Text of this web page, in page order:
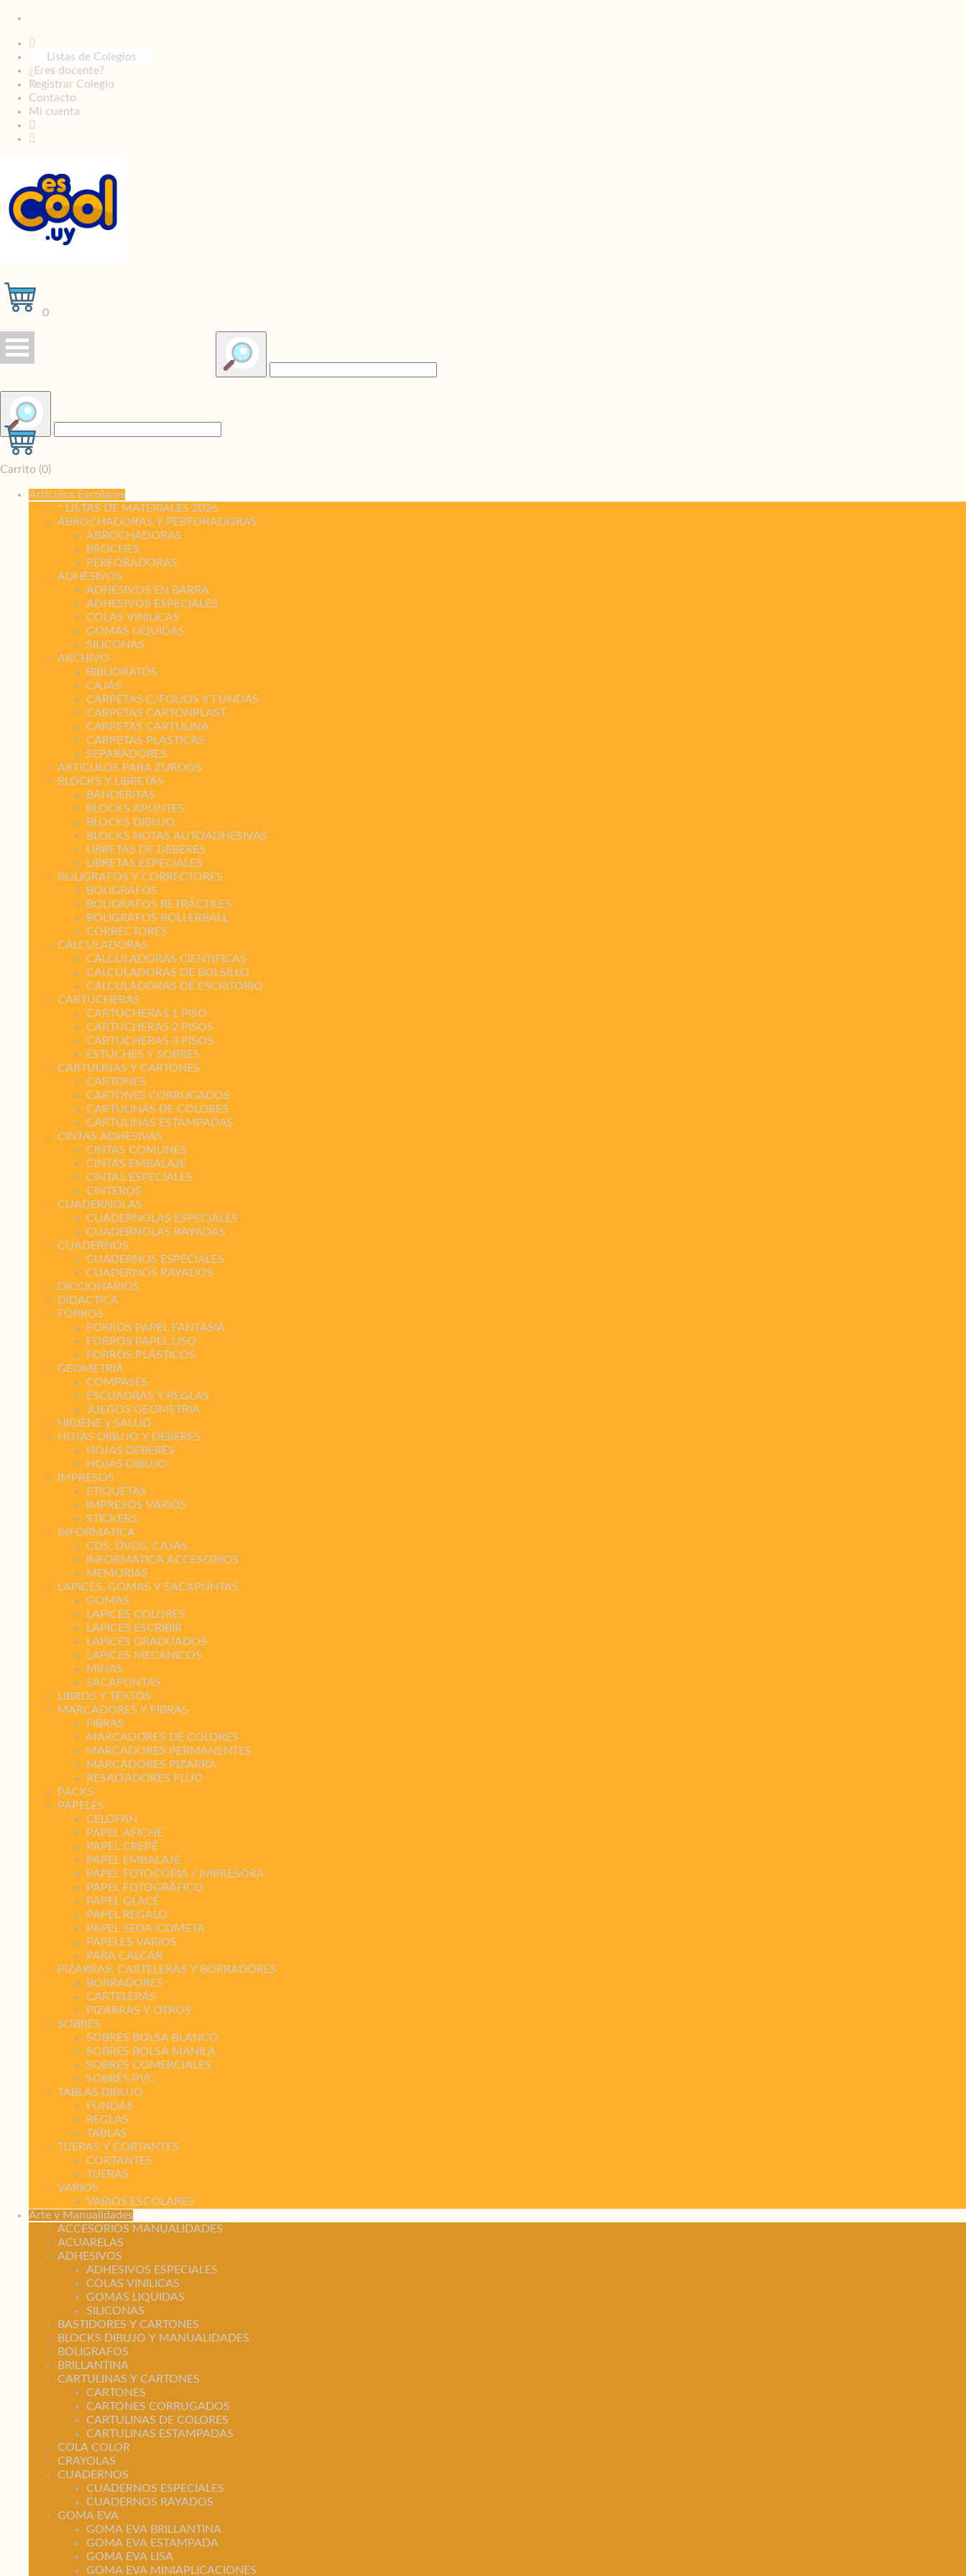
Listas de Colegios
¿Eres docente?
Registrar Colegio
Contacto
Mi cuenta
0
Carrito (0)
Articulos Escolares
* LISTAS DE MATERIALES 2026
ABROCHADORAS Y PERFORADORAS
ABROCHADORAS
BROCHES
PERFORADORAS
ADHESIVOS
ADHESIVOS EN BARRA
ADHESIVOS ESPECIALES
COLAS VINILICAS
GOMAS LIQUIDAS
SILICONAS
ARCHIVO
BIBLIORATOS
CAJAS
CARPETAS C/FOLIOS Y FUNDAS
CARPETAS CARTONPLAST
CARPETAS CARTULINA
CARPETAS PLASTICAS
SEPARADORES
ARTICULOS PARA ZURDOS
BLOCKS Y LIBRETAS
BANDERITAS
BLOCKS APUNTES
BLOCKS DIBUJO
BLOCKS NOTAS AUTOADHESIVAS
LIBRETAS DE DEBERES
LIBRETAS ESPECIALES
BOLIGRAFOS Y CORRECTORES
BOLIGRAFOS
BOLIGRAFOS RETRÁCTILES
BOLIGRAFOS ROLLERBALL
CORRECTORES
CALCULADORAS
CALCULADORAS CIENTIFICAS
CALCULADORAS DE BOLSILLO
CALCULADORAS DE ESCRITORIO
CARTUCHERAS
CARTUCHERAS 1 PISO
CARTUCHERAS 2 PISOS
CARTUCHERAS 3 PISOS
ESTUCHES Y SOBRES
CARTULINAS Y CARTONES
CARTONES
CARTONES CORRUGADOS
CARTULINAS DE COLORES
CARTULINAS ESTAMPADAS
CINTAS ADHESIVAS
CINTAS COMUNES
CINTAS EMBALAJE
CINTAS ESPECIALES
CINTEROS
CUADERNOLAS
CUADERNOLAS ESPECIALES
CUADERNOLAS RAYADAS
CUADERNOS
CUADERNOS ESPECIALES
CUADERNOS RAYADOS
DICCIONARIOS
DIDACTICA
FORROS
FORROS PAPEL FANTASIA
FORROS PAPEL LISO
FORROS PLÁSTICOS
GEOMETRIA
COMPASES
ESCUADRAS Y REGLAS
JUEGOS GEOMETRIA
HIGIENE y SALUD
HOJAS DIBUJO Y DEBERES
HOJAS DEBERES
HOJAS DIBUJO
IMPRESOS
ETIQUETAS
IMPRESOS VARIOS
STICKERS
INFORMATICA
CDS, DVDS, CAJAS
INFORMATICA ACCESORIOS
MEMORIAS
LAPICES, GOMAS Y SACAPUNTAS
GOMAS
LAPICES COLORES
LAPICES ESCRIBIR
LAPICES GRADUADOS
LAPICES MECANICOS
MINAS
SACAPUNTAS
LIBROS Y TEXTOS
MARCADORES Y FIBRAS
FIBRAS
MARCADORES DE COLORES
MARCADORES PERMANENTES
MARCADORES PIZARRA
RESALTADORES FLUO
PACKS
PAPELES
CELOFAN
PAPEL AFICHE
PAPEL CREPÉ
PAPEL EMBALAJE
PAPEL FOTOCOPIA / IMPRESORA
PAPEL FOTOGRÁFICO
PAPEL GLACÉ
PAPEL REGALO
PAPEL SEDA-COMETA
PAPELES VARIOS
PARA CALCAR
PIZARRAS, CARTELERAS Y BORRADORES
BORRADORES
CARTELERAS
PIZARRAS Y OTROS
SOBRES
SOBRES BOLSA BLANCO
SOBRES BOLSA MANILA
SOBRES COMERCIALES
SOBRES PVC
TABLAS DIBUJO
FUNDAS
REGLAS
TABLAS
TIJERAS Y CORTANTES
CORTANTES
TIJERAS
VARIOS
VARIOS ESCOLARES
Arte y Manualidades
ACCESORIOS MANUALIDADES
ACUARELAS
ADHESIVOS
ADHESIVOS ESPECIALES
COLAS VINILICAS
GOMAS LIQUIDAS
SILICONAS
BASTIDORES Y CARTONES
BLOCKS DIBUJO Y MANUALIDADES
BOLIGRAFOS
BRILLANTINA
CARTULINAS Y CARTONES
CARTONES
CARTONES CORRUGADOS
CARTULINAS DE COLORES
CARTULINAS ESTAMPADAS
COLA COLOR
CRAYOLAS
CUADERNOS
CUADERNOS ESPECIALES
CUADERNOS RAYADOS
GOMA EVA
GOMA EVA BRILLANTINA
GOMA EVA ESTAMPADA
GOMA EVA LISA
GOMA EVA MINIAPLICACIONES